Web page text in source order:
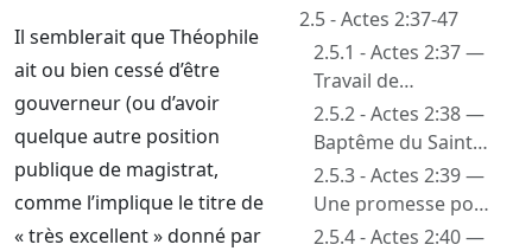
Il semblerait que Théophile
ait ou bien cessé d’être
gouverneur (ou d’avoir
quelque autre position
publique de magistrat,
comme l’implique le titre de
« très excellent » donné par
110
2.5 - Actes 2:37-47
2.5.1 - Actes 2:37 —
Travail de
conscience
2.5.2 - Actes 2:38 —
Baptême du Saint
Esprit. Le don du
Saint Esprit
2.5.3 - Actes 2:39 —
Une promesse pour
tous
2.5.4 - Actes 2:40 —